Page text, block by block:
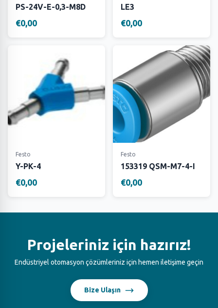
PS-24V-E-0,3-M8D
€0,00
LE3
€0,00
Festo
Y-PK-4
€0,00
Festo
153319 QSM-M7-4-I
€0,00
Projeleriniz için hazırız!
Endüstriyel otomasyon çözümleriniz için hemen iletişime geçin
Bize Ulaşın